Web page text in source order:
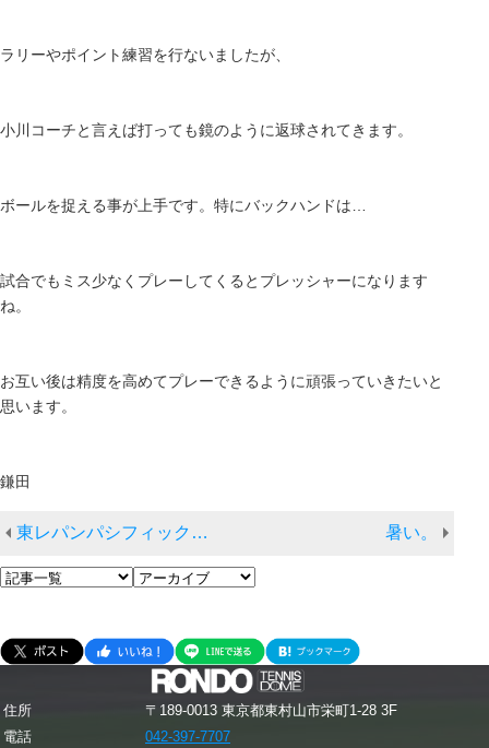
ラリーやポイント練習を行ないましたが、
小川コーチと言えば打っても鏡のように返球されてきます。
ボールを捉える事が上手です。特にバックハンドは…
試合でもミス少なくプレーしてくるとプレッシャーになります
ね。
お互い後は精度を高めてプレーできるように頑張っていきたいと
思います。
鎌田
東レパンパシフィックオープン観戦 暑い。
住所
〒189-0013 東京都東村山市栄町1-28 3F
電話
042-397-7707